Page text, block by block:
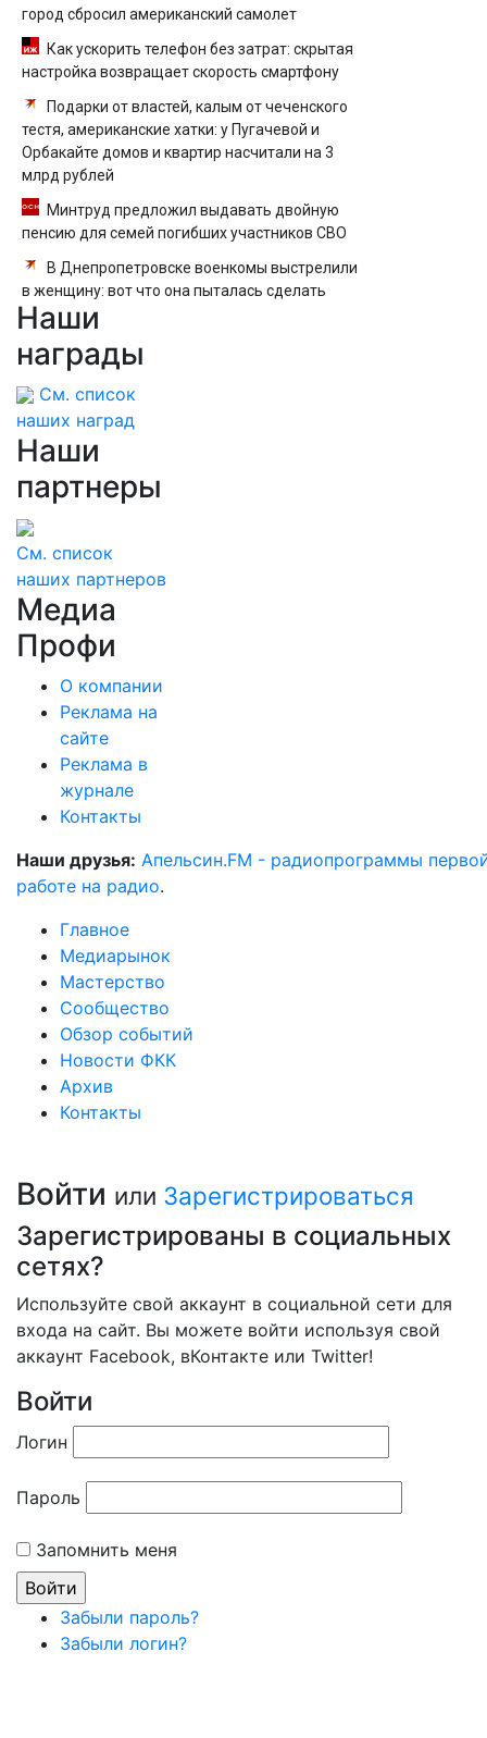
город сбросил американский самолет
Как ускорить телефон без затрат: скрытая
настройка возвращает скорость смартфону
Подарки от властей, калым от чеченского
тестя, американские хатки: у Пугачевой и
Орбакайте домов и квартир насчитали на 3
млрд рублей
Минтруд предложил выдавать двойную
пенсию для семей погибших участников СВО
В Днепропетровске военкомы выстрелили
в женщину: вот что она пыталась сделать
Наши
награды
См. список
наших наград
Наши
партнеры
См. список
наших партнеров
Медиа
Профи
О компании
Реклама на
сайте
Реклама в
журнале
Контакты
Наши друзья: Апельсин.FM - радиопрограммы
работе на радио.
Главное
Медиарынок
Мастерство
Сообщество
Обзор событий
Новости ФКК
Архив
Контакты
Войти или Зарегистрироваться
Зарегистрированы в социальных
сетях?
Используйте свой аккаунт в социальной сети для
входа на сайт. Вы можете войти используя свой
аккаунт Facebook, вКонтакте или Twitter!
Войти
Логин
Пароль
Запомнить меня
Забыли пароль?
Забыли логин?